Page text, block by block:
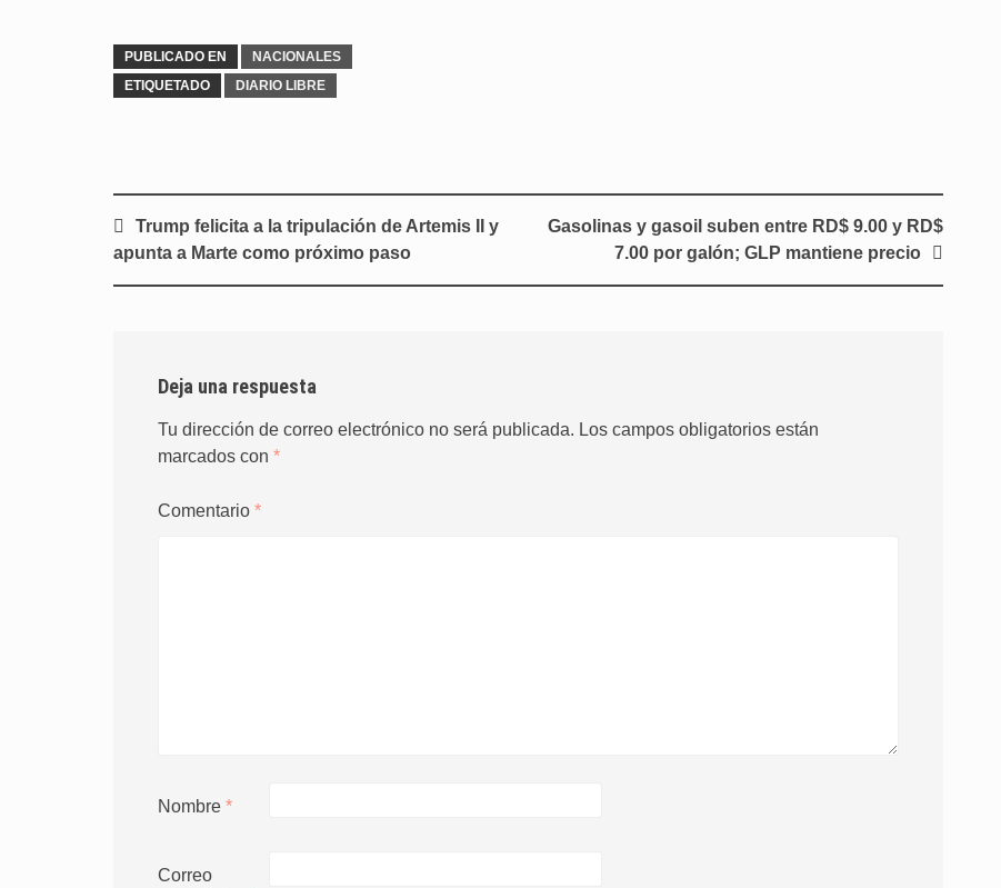
PUBLICADO EN
NACIONALES
ETIQUETADO
DIARIO LIBRE
Navegación
de
Trump felicita a la tripulación de Artemis II y
apunta a Marte como próximo paso
Gasolinas y gasoil suben entre RD$ 9.00 y RD$
7.00 por galón; GLP mantiene precio
Deja una respuesta
Tu dirección de correo electrónico no será publicada. Los campos obligatorios están
marcados con *
Comentario *
Nombre *
Correo